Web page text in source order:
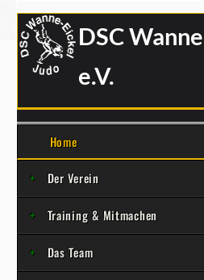
DSC
e.V.
Home
Der Verein
Training & Mitmachen
Das Team